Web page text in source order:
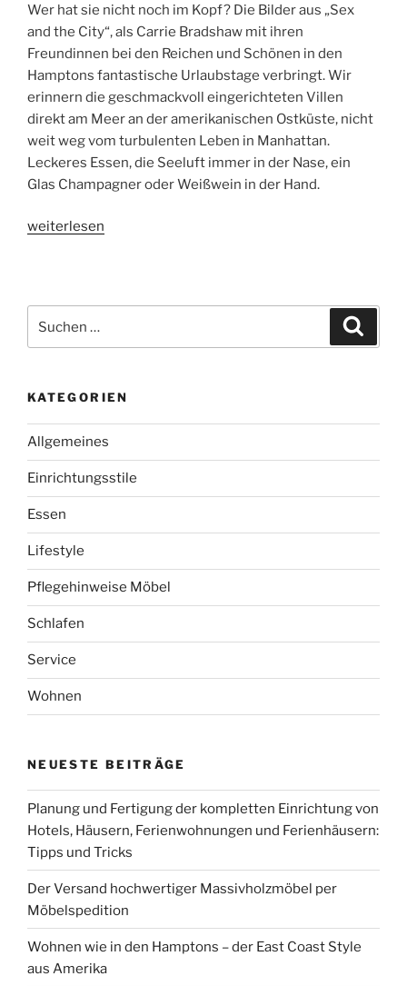
Wer hat sie nicht noch im Kopf? Die Bilder aus „Sex
and the City“, als Carrie Bradshaw mit ihren
Freundinnen bei den Reichen und Schönen in den
Hamptons fantastische Urlaubstage verbringt. Wir
erinnern die geschmackvoll eingerichteten Villen
direkt am Meer an der amerikanischen Ostküste, nicht
weit weg vom turbulenten Leben in Manhattan.
Leckeres Essen, die Seeluft immer in der Nase, ein
Glas Champagner oder Weißwein in der Hand.
„Wohnen
Hamptons
Coast
Style
aus
Amerika“
weiterlesen
nach:
KATEGORIEN
Allgemeines
Einrichtungsstile
Essen
Lifestyle
Pflegehinweise Möbel
Schlafen
Service
Wohnen
NEUESTE BEITRÄGE
Planung und Fertigung der kompletten Einrichtung von
Hotels, Häusern, Ferienwohnungen und Ferienhäusern:
Tipps und Tricks
Der Versand hochwertiger Massivholzmöbel per
Möbelspedition
Wohnen wie in den Hamptons – der East Coast Style
aus Amerika